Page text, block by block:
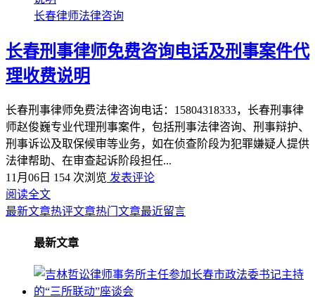
长春律师法律咨询
长春刑事律师免费咨询电话及刑事案件代
理收费说明
长春刑事律师免费法律咨询电话：15804318333，长春刑事律
师赵俊巍专业代理刑事案件，包括刑事法律咨询、刑事辩护、
刑事诉讼及取保候审等业务，如在侦查阶段为犯罪嫌疑人提供
法律帮助、在审查起诉阶段担任...
11月06日 154 次浏览 发表评论
阅读全文
最新文章热评文章热门文章最近留言
最新文章